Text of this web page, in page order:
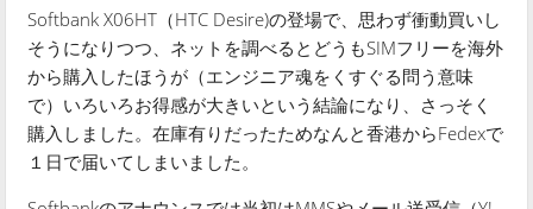
Softbank X06HT（HTC Desire)の登場で、思わず衝動買いし
そうになりつつ、ネットを調べるとどうもSIMフリーを海外
から購入したほうが（エンジニア魂をくすぐる問う意味
で）いろいろお得感が大きいという結論になり、さっそく
購入しました。在庫有りだったためなんと香港からFedexで
１日で届いてしまいました。